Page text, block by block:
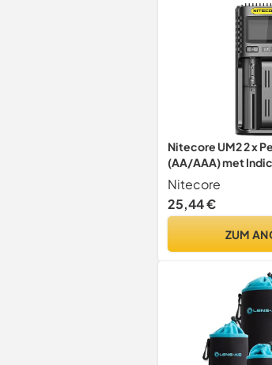
Nitecore UM2 2 x
(AA/AAA) met
Nitecore
25,44 €
ZUM